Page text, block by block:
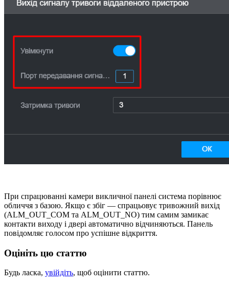
При спрацюванні камери викличної панелі система порівнює
обличчя з базою. Якщо є збіг — спрацьовує тривожний вихід
(ALM_OUT_COM та ALM_OUT_NO) тим самим замикає
контакти виходу і двері автоматично відчиняються. Панель
повідомляє голосом про успішне відкриття.
Оцініть цю статтю
Будь ласка, увійдіть, щоб оцінити статтю.